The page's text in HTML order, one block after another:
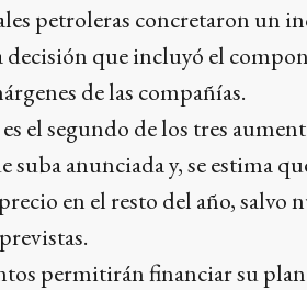
petroleras concretaron un
decisión que incluyó el
de las compañías.
el segundo de los tres
suba anunciada y, se estima
en el resto del año, salvo
permitirán financiar su